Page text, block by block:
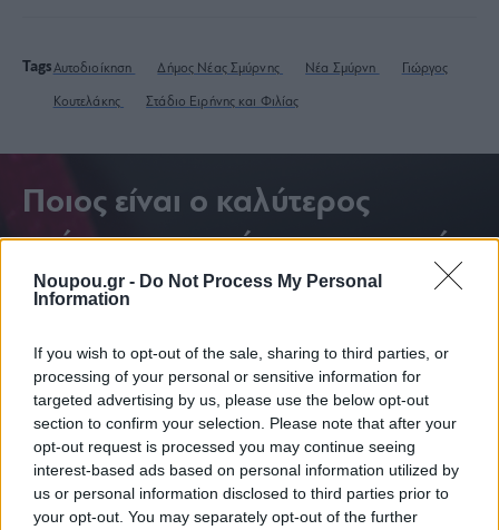
Noupou.gr - Do Not Process My Personal
Information
If you wish to opt-out of the sale, sharing to third parties, or
processing of your personal or sensitive information for
targeted advertising by us, please use the below opt-out
section to confirm your selection. Please note that after your
opt-out request is processed you may continue seeing
interest-based ads based on personal information utilized by
us or personal information disclosed to third parties prior to
your opt-out. You may separately opt-out of the further
TagsΑυτοδιοίκηση Δήμος Νέας Σμύρνης Νέα Σμύρνη Γιώργος
Κουτελάκης Στάδιο Ειρήνης και Φιλίας
Ποιος είναι ο καλύτερος
τρόπος να κρυώσεις το κρασί
σου;